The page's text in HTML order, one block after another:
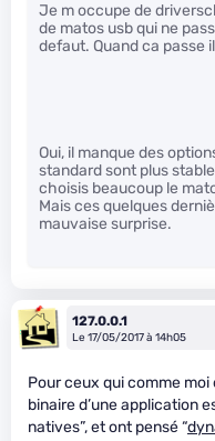
Je m occupe de
de matos usb qui ne
defaut. Quand ca passe
Oui, il manque des
standard sont plus
choisis beaucoup le
Mais ces quelques
mauvaise surprise.
127.0.0.1
Le 17/05/2017 à 14h05
Pour ceux qui comme moi
binaire d’une application
natives”, et ont pensé “